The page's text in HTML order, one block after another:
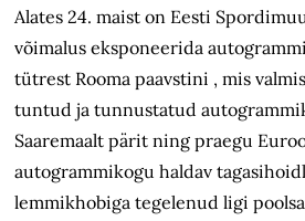
Alates 24. maist on Eesti
võimalus eksponeerida
tütrest Rooma paavstini , mis
tuntud ja tunnustatud
Saaremaalt pärit ning praegu
autogrammikogu haldav
lemmikhobiga tegelenud ligi